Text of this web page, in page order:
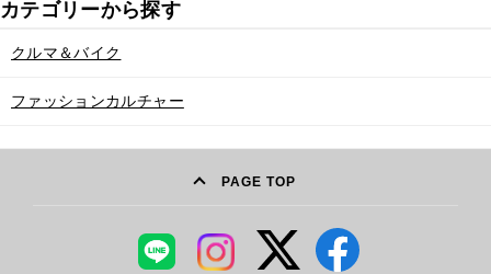
クルマ＆バイク
ファッションカルチャー
PAGE TOP